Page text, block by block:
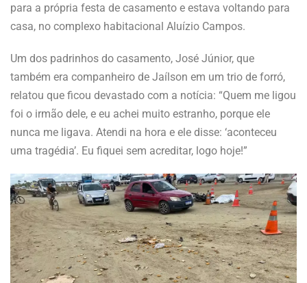
para a própria festa de casamento e estava voltando para
casa, no complexo habitacional Aluízio Campos.
Um dos padrinhos do casamento, José Júnior, que
também era companheiro de Jaílson em um trio de forró,
relatou que ficou devastado com a notícia: “Quem me ligou
foi o irmão dele, e eu achei muito estranho, porque ele
nunca me ligava. Atendi na hora e ele disse: ‘aconteceu
uma tragédia’. Eu fiquei sem acreditar, logo hoje!”